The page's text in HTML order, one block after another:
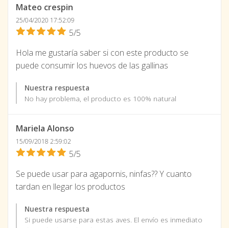
Mateo crespin
25/04/2020 17:52:09
5/5
Hola me gustaría saber si con este producto se
puede consumir los huevos de las gallinas
Nuestra respuesta
No hay problema, el producto es 100% natural
Mariela Alonso
15/09/2018 2:59:02
5/5
Se puede usar para agapornis, ninfas?? Y cuanto
tardan en llegar los productos
Nuestra respuesta
Si puede usarse para estas aves. El envío es inmediato